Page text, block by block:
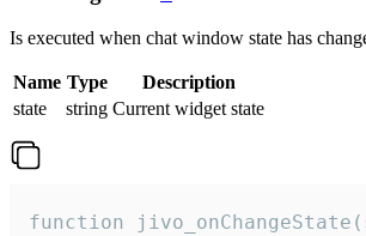
Is executed when chat window state has
Name Type
Description
state
string Current widget state
function